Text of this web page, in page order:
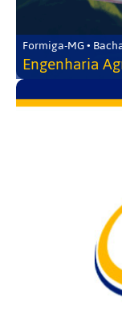
Formiga-MG •
Engenharia